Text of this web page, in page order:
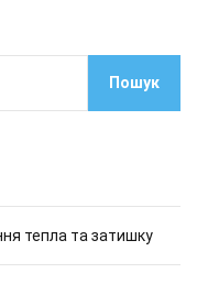
Пошук
тепла та затишку